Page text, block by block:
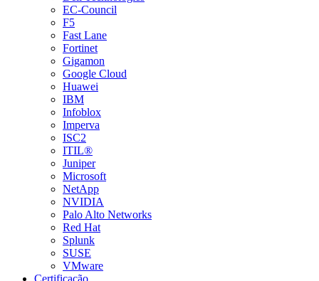
EC-Council
F5
Fast Lane
Fortinet
Gigamon
Google Cloud
Huawei
IBM
Infoblox
Imperva
ISC2
ITIL®
Juniper
Microsoft
NetApp
NVIDIA
Palo Alto Networks
Red Hat
Splunk
SUSE
VMware
Certificação